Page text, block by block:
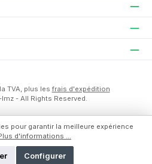
TVA, plus lesfrais d'expédition
- All Rights Reserved.
pour garantir la meilleure expérience
d'informations ...
Configurer